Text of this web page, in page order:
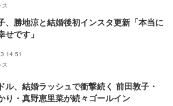
ス
、勝地涼と結婚後初インスタ更新「本当に
せです」
14:51
ス
ル、結婚ラッシュで衝撃続く 前田敦子・
り・真野恵里菜が続々ゴールイン